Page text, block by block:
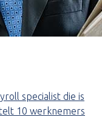
specialist die is
10 werknemers